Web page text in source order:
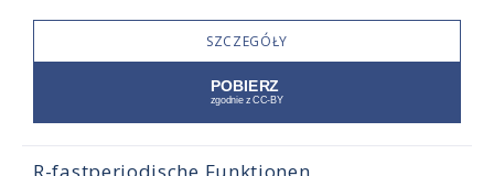
SZCZEGÓŁY